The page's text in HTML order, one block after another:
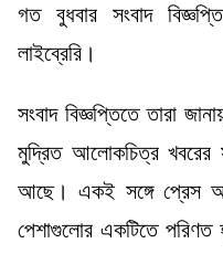
গত বুধবার সংবাদ
লাইব্রেরি।
সংবাদ বিজ্ঞপ্তিতে তারা
মুদ্রিত আলোকচিত্র খবরের
আছে। একই সঙ্গে প্রেস
পেশাগুলোর একটিতে পরিণত